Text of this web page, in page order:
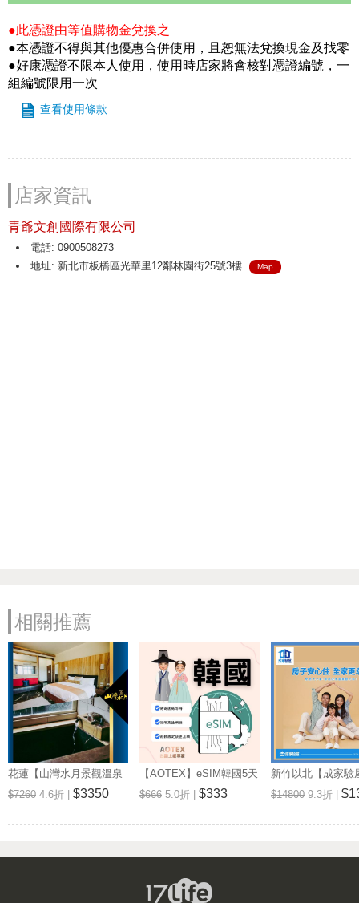
●此憑證由等值購物金兌換之
●本憑證不得與其他優惠合併使用，且恕無法兌換現金及找零
●好康憑證不限本人使用，使用時店家將會核對憑證編號，一
組編號限用一次
查看使用條款
店家資訊
青爺文創國際有限公司
電話: 0900508273
地址: 新北市板橋區光華里12鄰林園街25號3樓
Map
相關推薦
花蓮【山灣水月景觀溫泉
會館】景觀雙人房一泊一
食住宿券(MO)
$7260 4.6折 | $3350
【AOTEX】eSIM韓國5天
無限高速網路吃到飽兌換
券(MO)
$666 5.0折 | $333
新竹以北【成家驗
25坪 (三房格局)超
券 (MO)
$14800 9.3折 |